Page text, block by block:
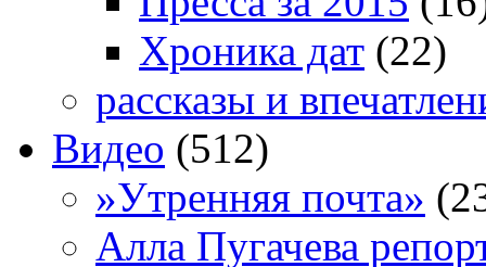
Хроника дат (22)
рассказы и
Видео (512)
»Утренняя почта»
Алла Пугачева